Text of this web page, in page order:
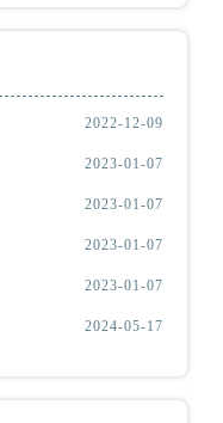
2022-12-09
2023-01-07
2023-01-07
2023-01-07
2023-01-07
2024-05-17